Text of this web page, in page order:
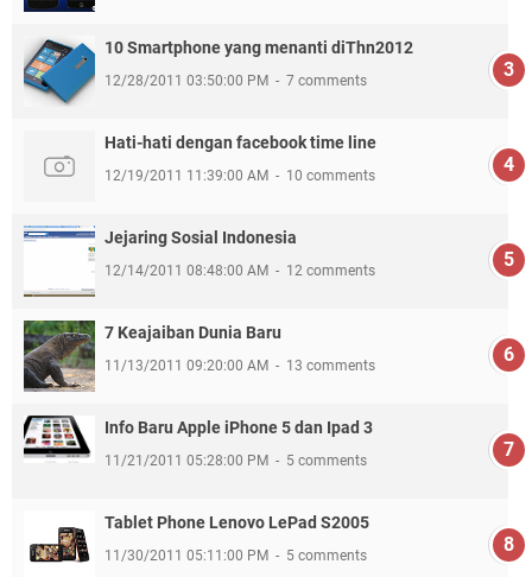
10 Smartphone yang menanti diThn2012
12/28/2011 03:50:00 PM 7 comments
Hati-hati dengan facebook time line
12/19/2011 11:39:00 AM 10 comments
Jejaring Sosial Indonesia
12/14/2011 08:48:00 AM 12 comments
7 Keajaiban Dunia Baru
11/13/2011 09:20:00 AM 13 comments
Info Baru Apple iPhone 5 dan Ipad 3
11/21/2011 05:28:00 PM 5 comments
Tablet Phone Lenovo LePad S2005
11/30/2011 05:11:00 PM 5 comments